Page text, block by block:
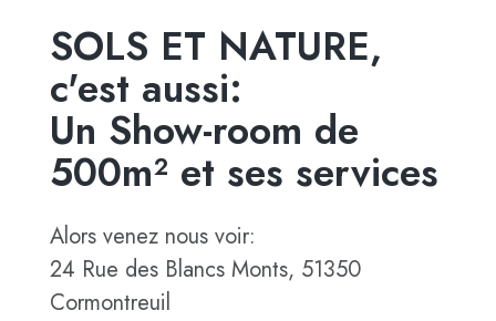
SOLS ET NATURE,
c'est aussi:
Un Show-room de
500m² et ses services
Alors venez nous voir:
24 Rue des Blancs Monts, 51350
Cormontreuil